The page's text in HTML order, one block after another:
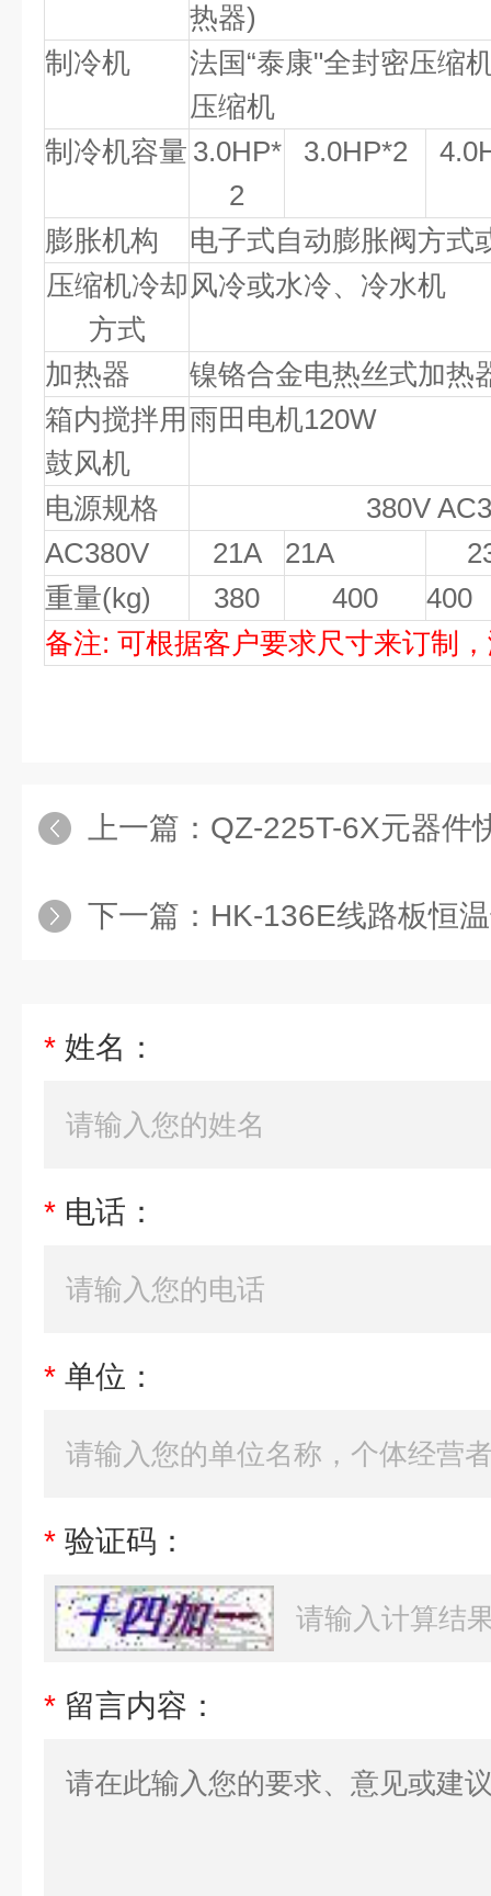
热器)
制冷机
法国“泰康"全封密压缩
压缩机
制冷机容量 3.0HP*
2
3.0HP*2
膨胀机构
电子式自动膨胀阀方式
压缩机冷却
方式
风冷或水冷、冷水机
加热器
镍铬合金电热丝式加热
箱内搅拌用
鼓风机
雨田电机120W
电源规格
380V AC3
AC380V
21A 21A
重量(kg)
380 400
400
备注: 可根据客户要求尺寸来订制
上一篇： QZ-225T-6X元器件快速
下一篇： HK-136E线路板恒温干
* 姓名：
* 电话：
* 单位：
* 验证码：
* 留言内容：